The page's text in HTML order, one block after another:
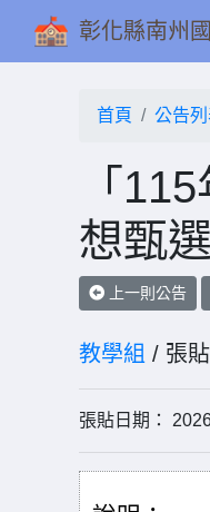
彰化縣南州
首頁 公告
「
想甄
上一則公告
教學組 / 張
張貼日期：